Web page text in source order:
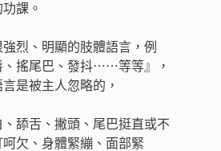
課。
烈、明顯的肢體語言，例
、搖尾巴、發抖⋯⋯等等』，
是被主人忽略的，
舔舌、撇頭、尾巴挺直或不
欠、身體緊繃、面部緊